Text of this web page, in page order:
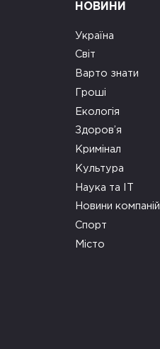
НОВИНИ
Україна
Світ
Варто знати
Гроші
Екологія
Здоров’я
Кримінал
Культура
Наука та ІТ
Новини компаній
Спорт
Місто